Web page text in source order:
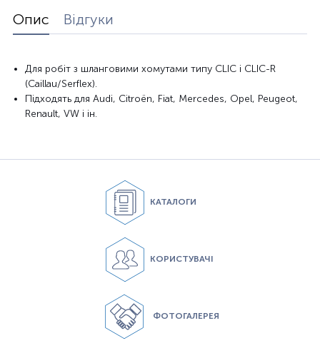
Опис Відгуки
Для робіт з шланговими хомутами типу CLIC і CLIC-R
(Caillau/Serflex).
Підходять для Audi, Citroën, Fiat, Mercedes, Opel, Peugeot,
Renault, VW і ін.
КАТАЛОГИ
КОРИСТУВАЧІ
ФОТОГАЛЕРЕЯ